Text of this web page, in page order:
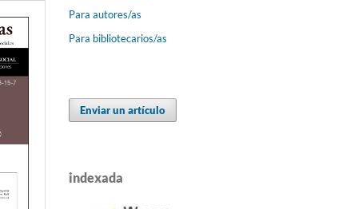
Para autores/as
Para bibliotecarios/as
Enviar un artículo
indexada